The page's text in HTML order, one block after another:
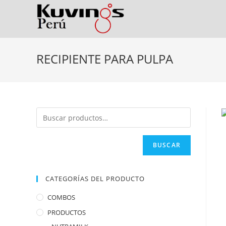
RECIPIENTE PARA PULPA
BUSCAR
CATEGORÍAS DEL PRODUCTO
COMBOS
PRODUCTOS